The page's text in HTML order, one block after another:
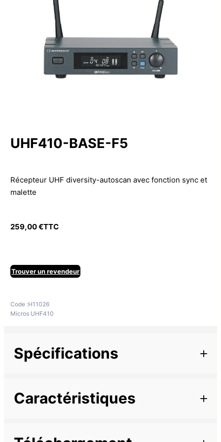
UHF410-BASE-F5
Récepteur UHF diversity-autoscan avec fonction sync et
malette
259,00€TTC
Trouver un revendeur
Code :H11026
Micros UHF410
Spécifications
Caractéristiques